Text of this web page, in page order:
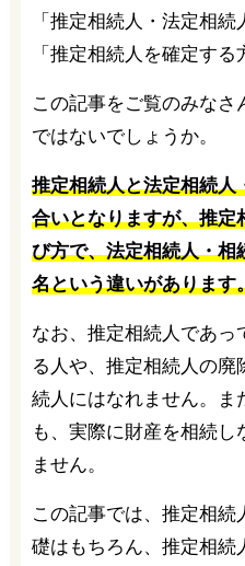
「推定相続人・法定相続
「推定相続人を確定する
この記事をご覧のみなさ
ではないでしょうか。
推定相続人と法定相続人
合いとなりますが、推定
び方で、法定相続人・相
名という違いがあります
なお、推定相続人であっ
る人や、推定相続人の廃
続人にはなれません。ま
も、実際に財産を相続し
ません。
この記事では、推定相続
礎はもちろん、推定相続